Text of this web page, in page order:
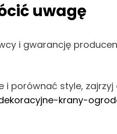
uwagę
i gwarancję
i porównać style,
krany-